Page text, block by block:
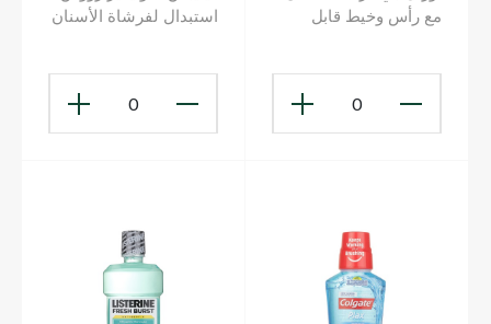
مع رأس وخيط قابل
0
استبدال لفرشاة الأسنان
0